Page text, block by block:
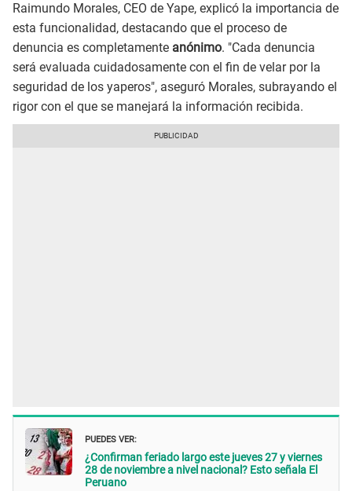
Raimundo Morales, CEO de Yape, explicó la importancia de
esta funcionalidad, destacando que el proceso de
denuncia es completamente anónimo. "Cada denuncia
será evaluada cuidadosamente con el fin de velar por la
seguridad de los yaperos", aseguró Morales, subrayando el
rigor con el que se manejará la información recibida.
PUEDES VER:
¿Confirman feriado largo este jueves 27 y viernes
28 de noviembre a nivel nacional? Esto señala El
Peruano